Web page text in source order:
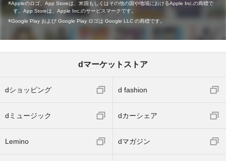
Appleのロゴ、App Storeは、米国もしくはその他の国や地域におけるApple Inc.の商標で
す。App Storeは、Apple Inc.のサービスマークです。
Google Play および Google Play ロゴは Google LLC の商標です。
dマーケットストア
dショッピング d fashion
dミュージック dカーシェア
Lemino dマガジン